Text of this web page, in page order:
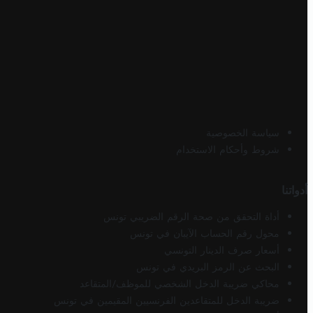
سياسة الخصوصية
شروط وأحكام الاستخدام
أدواتنا
أداة التحقق من صحة الرقم الضريبي تونس
محول رقم الحساب الآيبان في تونس
أسعار صرف الدينار التونسي
البحث عن الرمز البريدي في تونس
محاكي ضريبة الدخل الشخصي للموظف/المتقاعد
ضريبة الدخل للمتقاعدين الفرنسيين المقيمين في تونس